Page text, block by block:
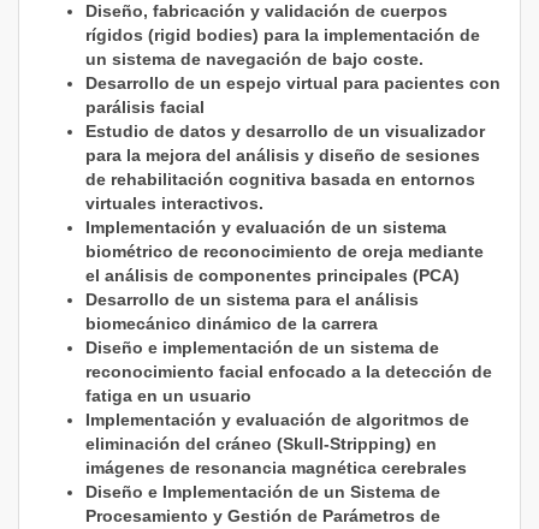
Diseño, fabricación y validación de cuerpos
rígidos (rigid bodies) para la implementación de
un sistema de navegación de bajo coste.
Desarrollo de un espejo virtual para pacientes con
parálisis facial
Estudio de datos y desarrollo de un visualizador
para la mejora del análisis y diseño de sesiones
de rehabilitación cognitiva basada en entornos
virtuales interactivos.
Implementación y evaluación de un sistema
biométrico de reconocimiento de oreja mediante
el análisis de componentes principales (PCA)
Desarrollo de un sistema para el análisis
biomecánico dinámico de la carrera
Diseño e implementación de un sistema de
reconocimiento facial enfocado a la detección de
fatiga en un usuario
Implementación y evaluación de algoritmos de
eliminación del cráneo (Skull-Stripping) en
imágenes de resonancia magnética cerebrales
Diseño e Implementación de un Sistema de
Procesamiento y Gestión de Parámetros de